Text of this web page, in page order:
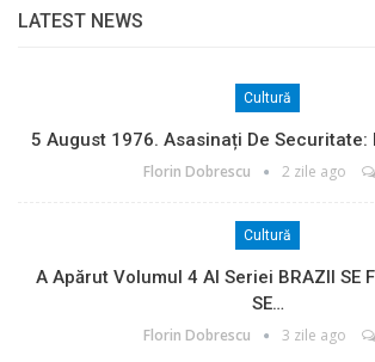
LATEST NEWS
Cultură
5 August 1976. Asasinați De
Florin Dobrescu 2 zile ago
Cultură
A Apărut Volumul 4 Al Seriei BRAZII SE
SE…
Florin Dobrescu 3 zile ago